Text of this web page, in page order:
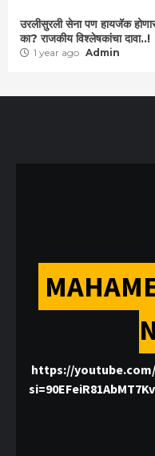
उरलीसुरली सेना पण हायजॅक
का? राजकीय विश्लेषकांचा दावा..!
1 year ago Admin
https://
si=90EFeiR81AbMT7Kv